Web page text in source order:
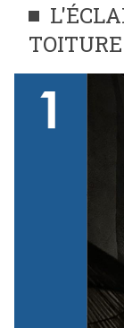
TOITURE